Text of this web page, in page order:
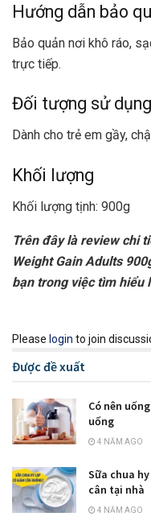
Hướng dẫn bảo
Bảo quản nơi khô ráo,
trực tiếp.
Đối tượng sử dụng
Dành cho trẻ em gầy,
Khối lượng
Khối lượng tịnh: 900g
Trên đây là review chi
Weight Gain Adults
bạn trong việc tìm hiểu
Please login to join
Được đề xuất
Có nên
uống
4 NĂM AGO
Sữa chua
cân tại nhà
4 NĂM AGO